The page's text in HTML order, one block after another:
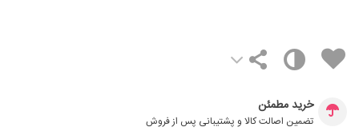
خرید مطمئن
تضمین اصالت کالا و پشتیبانی پس از فروش